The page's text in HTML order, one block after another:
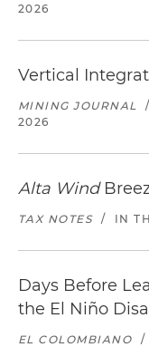
2026
Vertical
MINING JOURNAL /
2026
Alta Wind
TAX NOTES / IN
Days Before
the El Niño
EL COLOMBIANO /